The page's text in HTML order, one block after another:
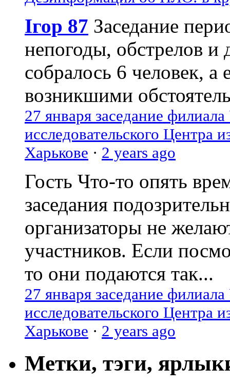
Ігор 87 Заседание
непогоды, обстрелов и
собралось 6 человек, а
возникшими
27 января заседание
исследовательского Центра
Харькове · 2 years ago
Гость Что-то опять
заседания
организаторы не
участников. Если
то они подаются так...
27 января заседание
исследовательского Центра
Харькове · 2 years ago
Метки, тэги,